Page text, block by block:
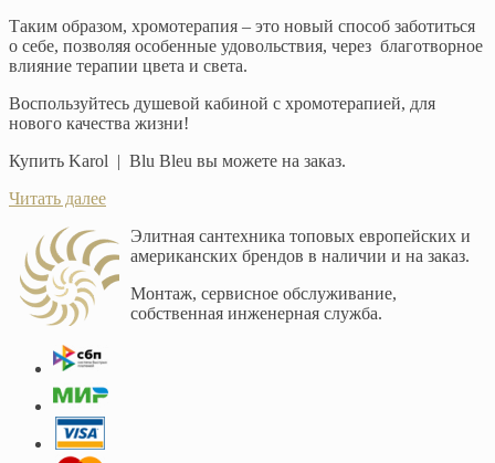
Таким образом, хромотерапия – это новый способ заботиться
о себе, позволяя особенные удовольствия, через благотворное
влияние терапии цвета и света.
Воспользуйтесь душевой кабиной с хромотерапией, для
нового качества жизни!
Купить Karol | Blu Bleu вы можете на заказ.
Читать далее
Элитная сантехника топовых европейских и
американских брендов в наличии и на заказ.
Монтаж, сервисное обслуживание,
собственная инженерная служба.